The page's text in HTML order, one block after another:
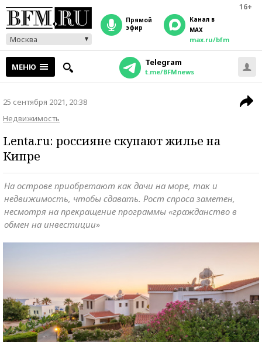
16+
Москва
прямой
эфир
Канал в
MAX
max.ru/bfm
МЕНЮ Telegram
t.me/BFMnews
25 сентября 2021, 20:38
Недвижимость
Lenta.ru: россияне скупают жилье на
Кипре
На острове приобретают как дачи на море, так и
недвижимость, чтобы сдавать. Рост спроса заметен,
несмотря на прекращение программы «гражданство в
обмен на инвестиции»